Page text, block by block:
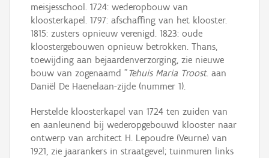
meisjesschool. 1724: wederopbouw van
kloosterkapel. 1797: afschaffing van het klooster.
1815: zusters opnieuw verenigd. 1823: oude
kloostergebouwen opnieuw betrokken. Thans,
toewijding aan bejaardenverzorging, zie nieuwe
bouw van zogenaamd "Tehuis Maria Troost. aan
Daniël De Haenelaan-zijde (nummer 1).
Herstelde kloosterkapel van 1724 ten zuiden van
en aanleunend bij wederopgebouwd klooster naar
ontwerp van architect H. Lepoudre (Veurne) van
1921, zie jaarankers in straatgevel; tuinmuren links